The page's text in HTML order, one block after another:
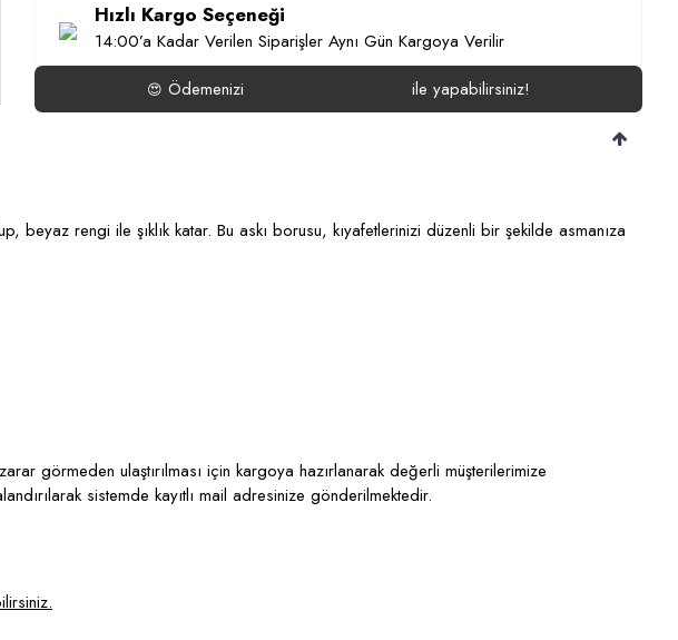
Hızlı Kargo Seçeneği
14:00’a Kadar Verilen Siparişler Aynı Gün Kargoya Verilir
😍 Ödemenizi
ile yapabilirsiniz!
beyaz rengi ile şıklık katar. Bu askı borusu, kıyafetlerinizi düzenli bir şekilde asmanıza
görmeden ulaştırılması için kargoya hazırlanarak değerli müşterilerimize
sistemde kayıtlı mail adresinize gönderilmektedir.